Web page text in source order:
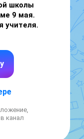
школы
9 мая.
учителя.
формате.
канал